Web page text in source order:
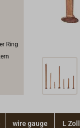
Ring
wire gauge L Zoll